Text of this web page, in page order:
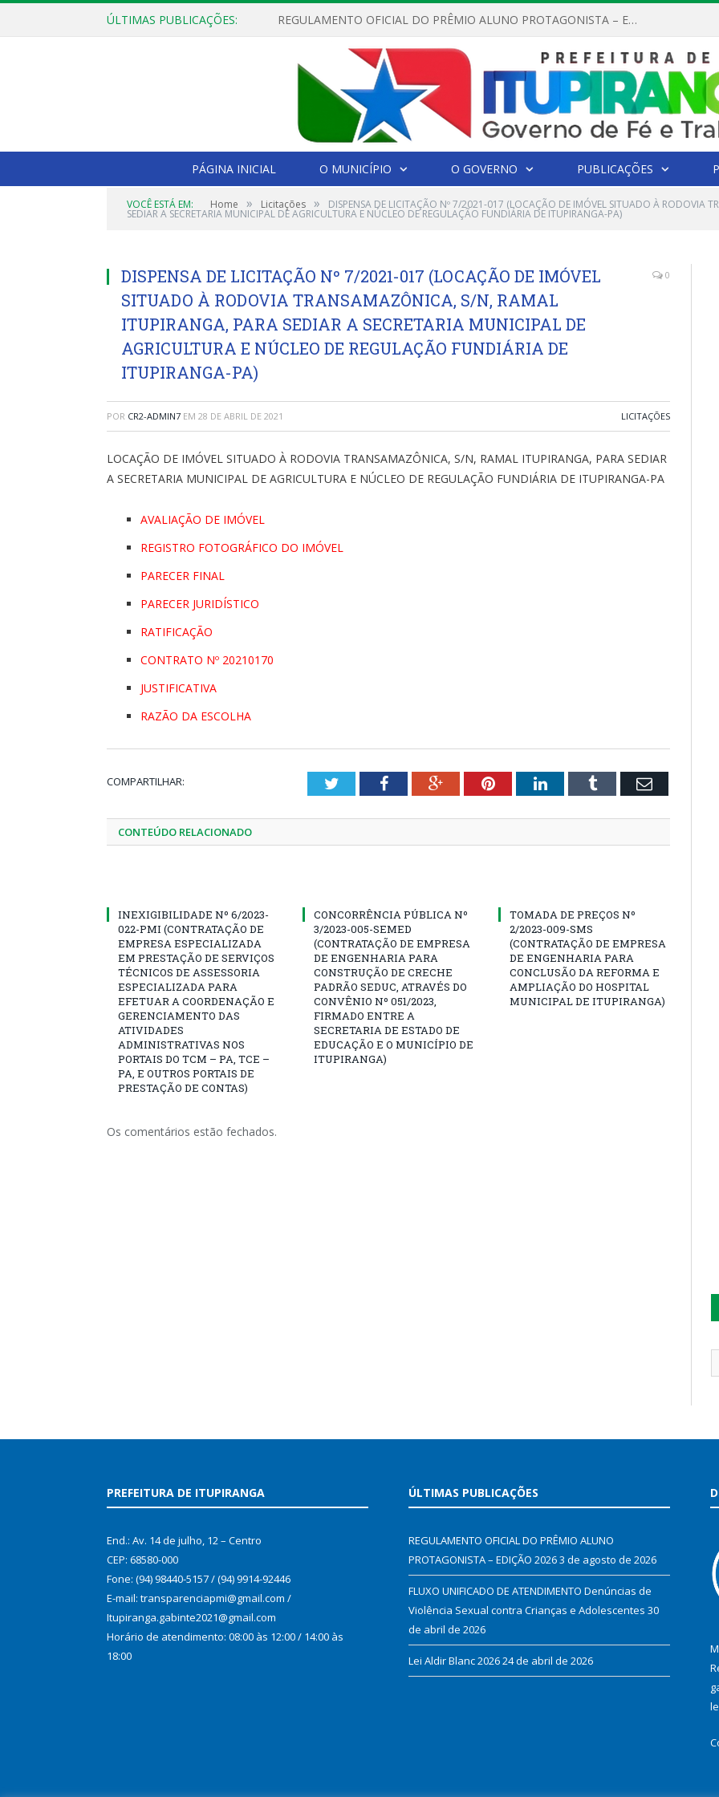
ÚLTIMAS PUBLICAÇÕES: REGULAMENTO OFICIAL DO PRÊMIO ALUNO PROTAGONISTA – EDIÇÃO 2026
PÁGINA INICIAL O MUNICÍPIO O GOVERNO PUBLICAÇÕES
VOCÊ ESTÁ EM: Home » Licitações » DISPENSA DE LICITAÇÃO Nº 7/2021-017 (LOCAÇÃO DE IMÓVEL SITUADO À RODOVIA
SEDIAR A SECRETARIA MUNICIPAL DE AGRICULTURA E NÚCLEO DE REGULAÇÃO FUNDIÁRIA DE ITUPIRANGA-PA)
DISPENSA DE LICITAÇÃO Nº 7/2021-017 (LOCAÇÃO DE IMÓVEL
SITUADO À RODOVIA TRANSAMAZÔNICA, S/N, RAMAL
ITUPIRANGA, PARA SEDIAR A SECRETARIA MUNICIPAL DE
AGRICULTURA E NÚCLEO DE REGULAÇÃO FUNDIÁRIA DE
ITUPIRANGA-PA)
0
POR CR2-ADMIN7 EM 28 DE ABRIL DE 2021 LICITAÇÕES
LOCAÇÃO DE IMÓVEL SITUADO À RODOVIA TRANSAMAZÔNICA, S/N, RAMAL ITUPIRANGA, PARA SEDIAR
A SECRETARIA MUNICIPAL DE AGRICULTURA E NÚCLEO DE REGULAÇÃO FUNDIÁRIA DE ITUPIRANGA-PA
AVALIAÇÃO DE IMÓVEL
REGISTRO FOTOGRÁFICO DO IMÓVEL
PARECER FINAL
PARECER JURIDÍSTICO
RATIFICAÇÃO
CONTRATO Nº 20210170
JUSTIFICATIVA
RAZÃO DA ESCOLHA
COMPARTILHAR: TwitterFacebookGoogle+PinterestLinkedInTumblr Email
CONTEÚDO RELACIONADO
INEXIGIBILIDADE Nº 6/2023-
022-PMI (CONTRATAÇÃO DE
EMPRESA ESPECIALIZADA
EM PRESTAÇÃO DE SERVIÇOS
TÉCNICOS DE ASSESSORIA
ESPECIALIZADA PARA
EFETUAR A COORDENAÇÃO E
GERENCIAMENTO DAS
ATIVIDADES
ADMINISTRATIVAS NOS
PORTAIS DO TCM – PA, TCE –
PA, E OUTROS PORTAIS DE
PRESTAÇÃO DE CONTAS)
CONCORRÊNCIA PÚBLICA Nº
3/2023-005-SEMED
(CONTRATAÇÃO DE EMPRESA
DE ENGENHARIA PARA
CONSTRUÇÃO DE CRECHE
PADRÃO SEDUC, ATRAVÉS DO
CONVÊNIO Nº 051/2023,
FIRMADO ENTRE A
SECRETARIA DE ESTADO DE
EDUCAÇÃO E O MUNICÍPIO DE
ITUPIRANGA)
TOMADA DE PREÇOS Nº
2/2023-009-SMS
(CONTRATAÇÃO DE EMPRESA
DE ENGENHARIA PARA
CONCLUSÃO DA REFORMA E
AMPLIAÇÃO DO HOSPITAL
MUNICIPAL DE ITUPIRANGA)
Os comentários estão fechados.
PREFEITURA DE ITUPIRANGA
End.: Av. 14 de julho, 12 – Centro
CEP: 68580-000
Fone: (94) 98440-5157 / (94) 9914-92446
E-mail: transparenciapmi@gmail.com /
Itupiranga.gabinte2021@gmail.com
Horário de atendimento: 08:00 às 12:00 / 14:00 às
18:00
ÚLTIMAS PUBLICAÇÕES
REGULAMENTO OFICIAL DO PRÊMIO ALUNO
PROTAGONISTA – EDIÇÃO 20263 de agosto de 2026
FLUXO UNIFICADO DE ATENDIMENTO Denúncias de
Violência Sexual contra Crianças e Adolescentes 30
de abril de 2026
Lei Aldir Blanc 202624 de abril de 2026